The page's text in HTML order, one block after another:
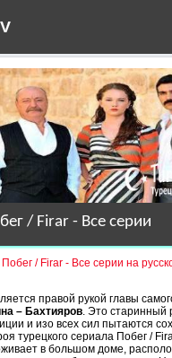
/ Firar - Все серии
/ Firar - Все серии на
правой рукой главы
– Бахтияров. Это старинный
и изо всех сил пытаются
турецкого сериала Побег /
в большом доме,